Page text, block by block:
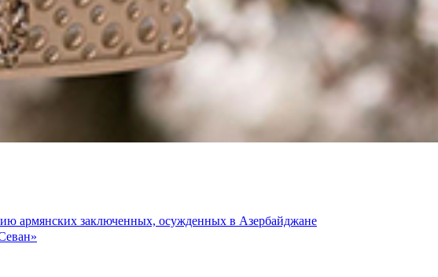
армянских заключенных, осужденных в Азербайджане